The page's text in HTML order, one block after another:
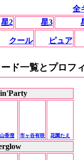
全
星2 星3
クール ピュア
ド一覧とプロフ
香澄 市ヶ谷有咲 花園たえ